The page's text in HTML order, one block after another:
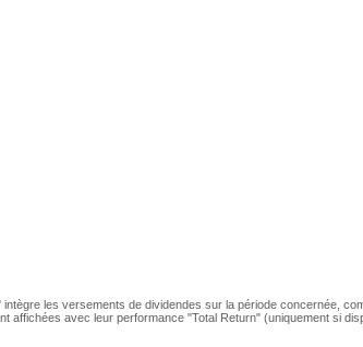
les versements de dividendes sur la période concernée,
affichées avec leur performance "Total Return" (uniquement si